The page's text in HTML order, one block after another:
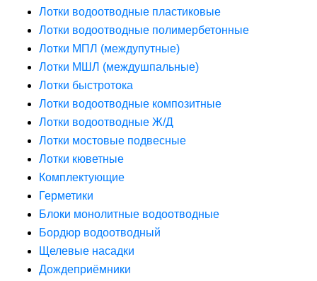
Лотки водоотводные пластиковые
Лотки водоотводные полимербетонные
Лотки МПЛ (междупутные)
Лотки МШЛ (междушпальные)
Лотки быстротока
Лотки водоотводные композитные
Лотки водоотводные Ж/Д
Лотки мостовые подвесные
Лотки кюветные
Комплектующие
Герметики
Блоки монолитные водоотводные
Бордюр водоотводный
Щелевые насадки
Дождеприёмники